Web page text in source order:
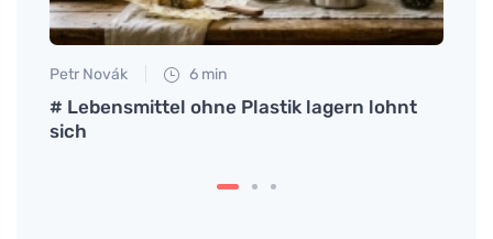
Petr Novák 6 min
# Lebensmittel ohne Plastik lagern lohnt
sich